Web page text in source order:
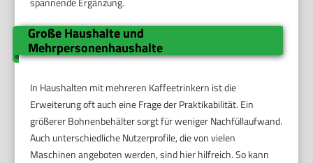
Große Haushalte und
Mehrpersonenhaushalte
In Haushalten mit mehreren Kaffeetrinkern ist die
Erweiterung oft auch eine Frage der Praktikabilität. Ein
größerer Bohnenbehälter sorgt für weniger Nachfüllaufwand.
Auch unterschiedliche Nutzerprofile, die von vielen
Maschinen angeboten werden, sind hier hilfreich. So kann